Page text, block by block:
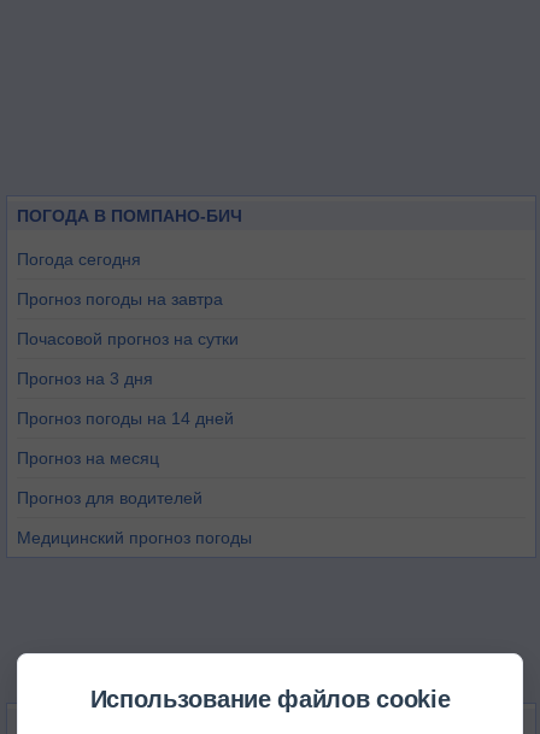
ПОГОДА В ПОМПАНО-БИЧ
Погода сегодня
Прогноз погоды на завтра
Почасовой прогноз на сутки
Прогноз на 3 дня
Прогноз погоды на 14 дней
Прогноз на месяц
Прогноз для водителей
Медицинский прогноз погоды
Использование файлов cookie